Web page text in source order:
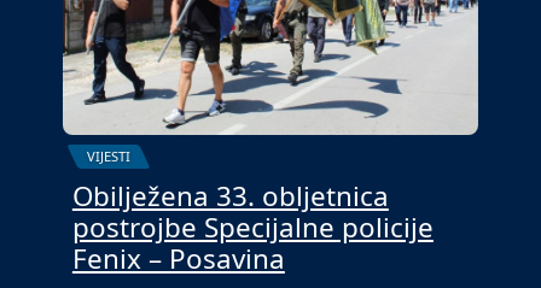
VIJESTI
Obilježena 33. obljetnica
postrojbe Specijalne policije
Fenix – Posavina